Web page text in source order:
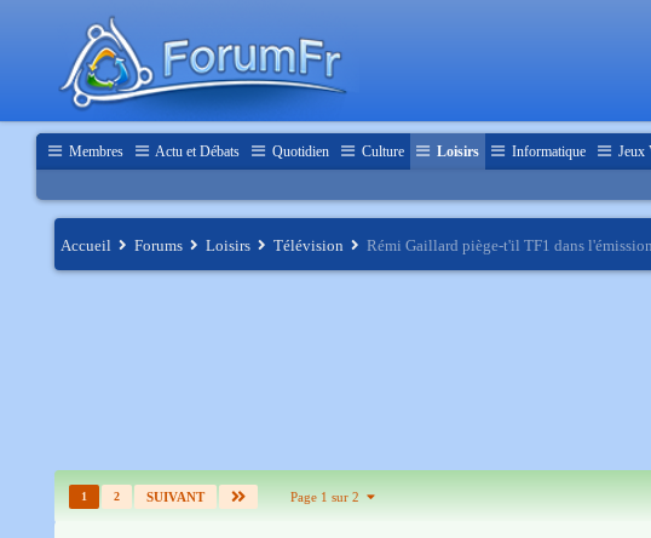
Membres Actu et Débats Quotidien Culture Loisirs Informatique Jeux
Accueil Forums Loisirs Télévision Rémi Gaillard piège-t'il TF1 dans
1 2 SUIVANT Page 1 sur 2